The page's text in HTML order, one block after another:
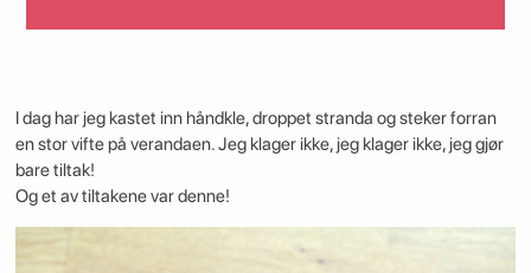
I dag har jeg kastet inn håndkle, droppet stranda og steker forran
en stor vifte på verandaen. Jeg klager ikke, jeg klager ikke, jeg gjør
bare tiltak!
Og et av tiltakene var denne!